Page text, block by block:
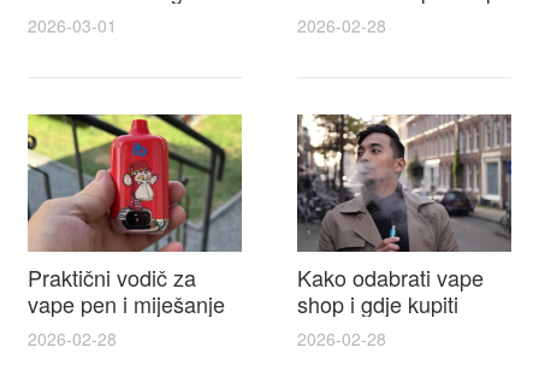
mtm e cigarete s
recenzijama i
2026-03-01
za 2026 – vodič s
i najboljim ponudama
2026-02-28
Praktični vodič za
vape pen i miješanje
e tekućina za sigurnije
punjenje i bolje okuse
2026-02-28
Kako odabrati vape
shop i gdje kupiti
Disposable Vapes uz
najbolje cijene
2026-02-28